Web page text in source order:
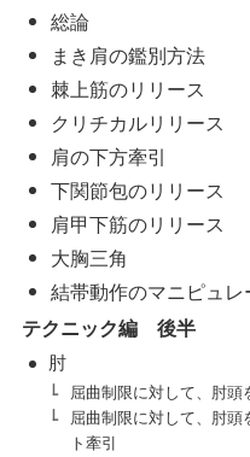
総論
まき肩の鑑別方法
棘上筋のリリース
クリチカルリリース
肩の下方牽引
下関節包のリリース
肩甲下筋のリリース
大胸三角
結帯動作のマニピュレ
テクニック編 後半
肘
屈曲制限に対して、肘頭
屈曲制限に対して、肘
ト牽引